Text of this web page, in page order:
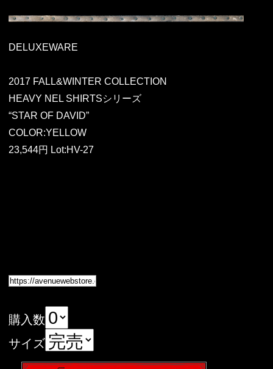
DELUXEWARE
2017 FALL&WINTER COLLECTION
HEAVY NEL SHIRTSシリーズ
“STAR OF DAVID”
COLOR:YELLOW
23,544円 Lot:HV-27
購入数
サイズ